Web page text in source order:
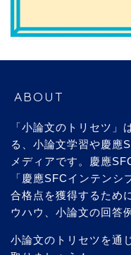
ABOUT
「小論文のトリセツ
る、小論文学習や慶應
メディアです。慶應
「慶應SFCインテン
合格点を獲得するため
ウハウ、小論文の回答
小論文のトリセツを通